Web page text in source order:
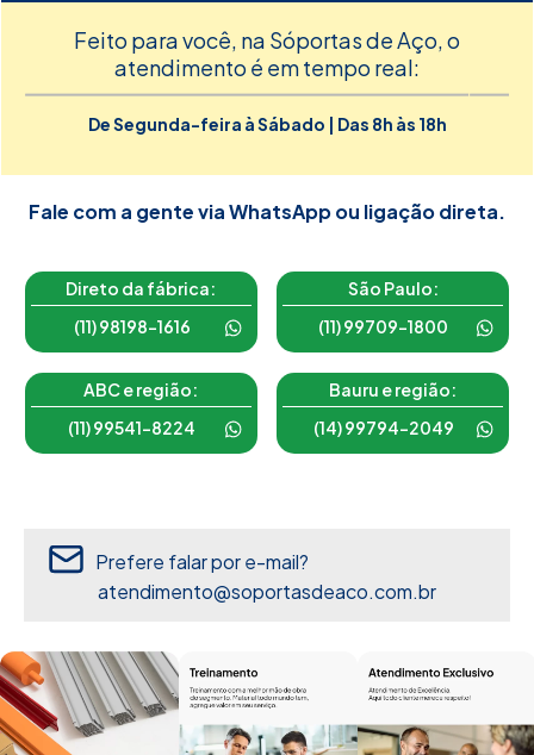
Feito para você, na Sóportas de Aço, o
atendimento é em tempo real:
De Segunda-feira à Sábado | Das 8h às 18h
Fale com a gente via WhatsApp ou ligação direta.
Direto da fábrica:
(11) 98198-1616
São Paulo:
(11) 99709-1800
ABC e região:
(11) 99541-8224
Bauru e região:
(14) 99794-2049
Prefere falar por e-mail?
atendimento@soportasdeaco.com.br